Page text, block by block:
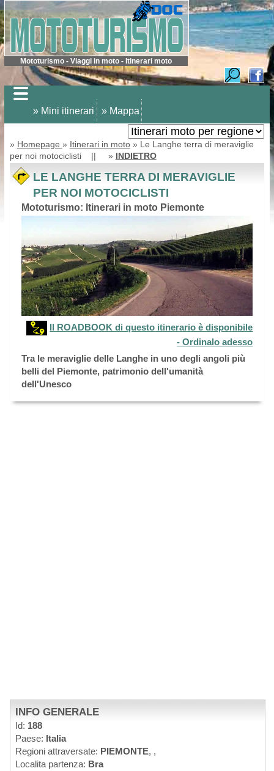
Mototurismo - Viaggi in moto - Itinerari moto
» Mini itinerari » Mappa
» Homepage » Itinerari in moto» Le Langhe terra di meraviglie
per noi motociclisti || » INDIETRO
LE LANGHE TERRA DI MERAVIGLIE
PER NOI MOTOCICLISTI
Mototurismo: Itinerari in moto Piemonte
Il ROADBOOK di questo itinerario è disponibile
- Ordinalo adesso
Tra le meraviglie delle Langhe in uno degli angoli più
belli del Piemonte, patrimonio dell'umanità
dell'Unesco
INFO GENERALE
Id: 188
Paese: Italia
Regioni attraversate: PIEMONTE, ,
Localita partenza: Bra